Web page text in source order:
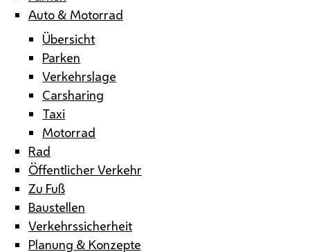
Auto & Motorrad
Übersicht
Parken
Verkehrslage
Carsharing
Taxi
Motorrad
Rad
Öffentlicher Verkehr
Zu Fuß
Baustellen
Verkehrssicherheit
Planung & Konzepte